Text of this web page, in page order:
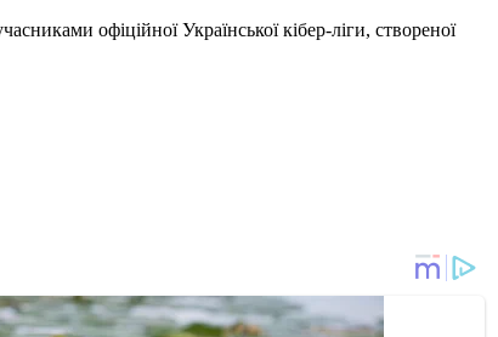
офіційної Української кібер-ліги, створеної